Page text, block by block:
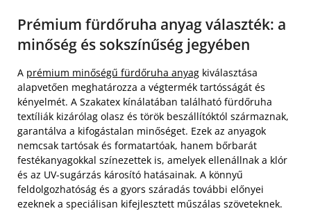
Prémium fürdőruha anyag választék: a
minőség és sokszínűség jegyében
A prémium minőségű fürdőruha anyag kiválasztása
alapvetően meghatározza a végtermék tartósságát és
kényelmét. A Szakatex kínálatában található fürdőruha
textíliák kizárólag olasz és török beszállítóktól származnak,
garantálva a kifogástalan minőséget. Ezek az anyagok
nemcsak tartósak és formatartóak, hanem bőrbarát
festékanyagokkal színezettek is, amelyek ellenállnak a klór
és az UV-sugárzás károsító hatásainak. A könnyű
feldolgozhatóság és a gyors száradás további előnyei
ezeknek a speciálisan kifejlesztett műszálas szöveteknek.